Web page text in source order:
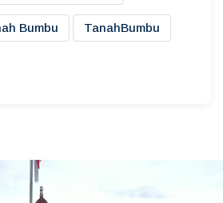
Bumbu TanahBumbu